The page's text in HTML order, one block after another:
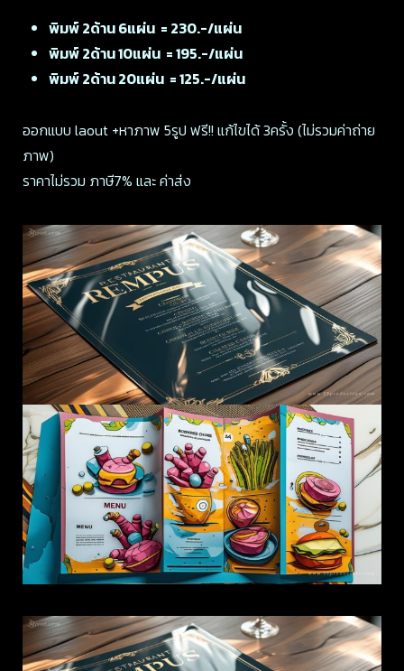
พิมพ์ 2ด้าน 6แผ่น = 230.-/แผ่น
พิมพ์ 2ด้าน 10แผ่น = 195.-/แผ่น
พิมพ์ 2ด้าน 20แผ่น = 125.-/แผ่น
ออกแบบ laout +หาภาพ 5รูป ฟรี!! แก้ไขได้ 3ครั้ง (ไม่รวมค่าถ่าย
ภาพ)
ราคาไม่รวม ภาษี7% และ ค่าส่ง